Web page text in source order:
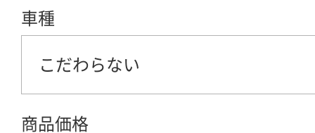
車種
こだわらない
商品価格